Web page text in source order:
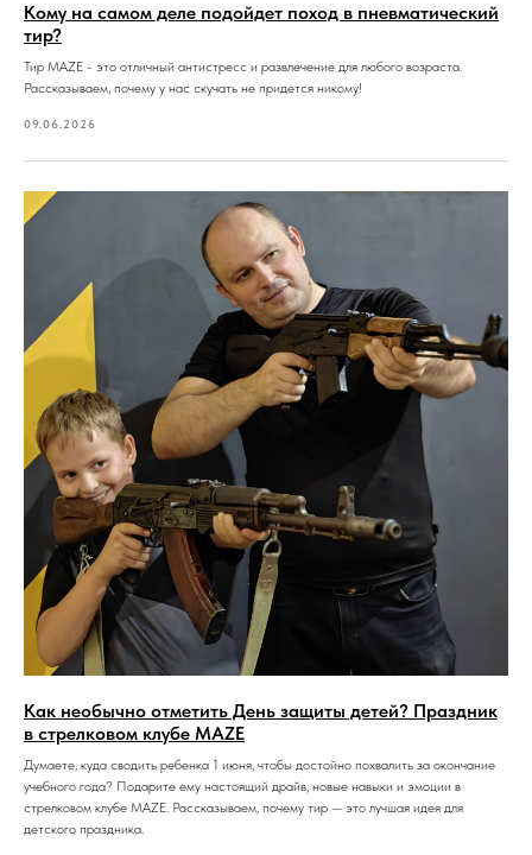
Кому на самом деле подойдет поход в пневматический
тир?
Тир MAZE - это отличный антистресс и развлечение для любого возраста.
Рассказываем, почему у нас скучать не придется никому!
09.06.2026
Как необычно отметить День защиты детей? Праздник
в стрелковом клубе MAZE
Думаете, куда сводить ребенка 1 июня, чтобы достойно похвалить за окончание
учебного года? Подарите ему настоящий драйв, новые навыки и эмоции в
стрелковом клубе MAZE. Рассказываем, почему тир — это лучшая идея для
детского праздника.